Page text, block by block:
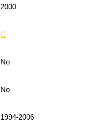
2000
C
No
No
1994-2006